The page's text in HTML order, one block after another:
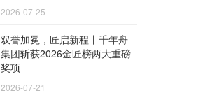
2026-07-25
双誉加冕，匠启新程丨千年舟
集团斩获2026金匠榜两大重磅
奖项
2026-07-21